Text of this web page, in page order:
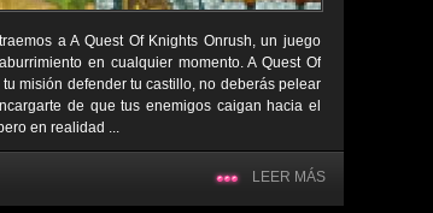
a A Quest Of Knights Onrush, un juego
en cualquier momento. A Quest Of
misión defender tu castillo, no deberás pelear
de que tus enemigos caigan hacia el
en realidad ...
LEER MÁS